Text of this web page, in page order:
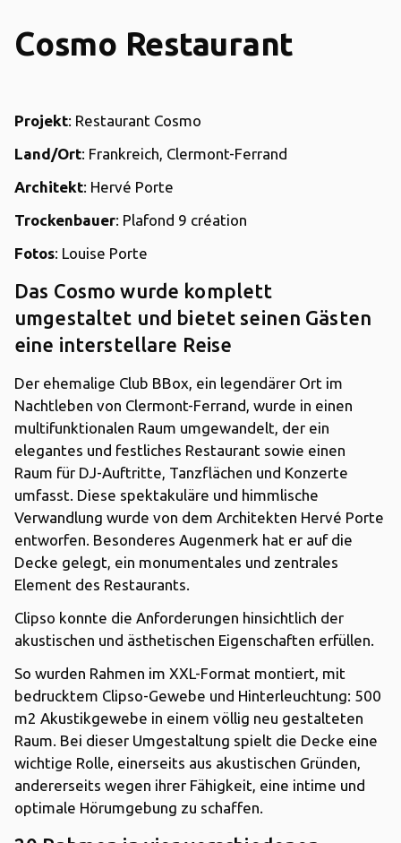
Cosmo Restaurant
Projekt: Restaurant Cosmo
Land/Ort: Frankreich, Clermont-Ferrand
Architekt: Hervé Porte
Trockenbauer: Plafond 9 création
Fotos: Louise Porte
Das Cosmo wurde komplett
umgestaltet und bietet seinen Gästen
eine interstellare Reise
Der ehemalige Club BBox, ein legendärer Ort im
Nachtleben von Clermont-Ferrand, wurde in einen
multifunktionalen Raum umgewandelt, der ein
elegantes und festliches Restaurant sowie einen
Raum für DJ-Auftritte, Tanzflächen und Konzerte
umfasst. Diese spektakuläre und himmlische
Verwandlung wurde von dem Architekten Hervé Porte
entworfen. Besonderes Augenmerk hat er auf die
Decke gelegt, ein monumentales und zentrales
Element des Restaurants.
Clipso konnte die Anforderungen hinsichtlich der
akustischen und ästhetischen Eigenschaften erfüllen.
So wurden Rahmen im XXL-Format montiert, mit
bedrucktem Clipso-Gewebe und Hinterleuchtung: 500
m2 Akustikgewebe in einem völlig neu gestalteten
Raum. Bei dieser Umgestaltung spielt die Decke eine
wichtige Rolle, einerseits aus akustischen Gründen,
andererseits wegen ihrer Fähigkeit, eine intime und
optimale Hörumgebung zu schaffen.